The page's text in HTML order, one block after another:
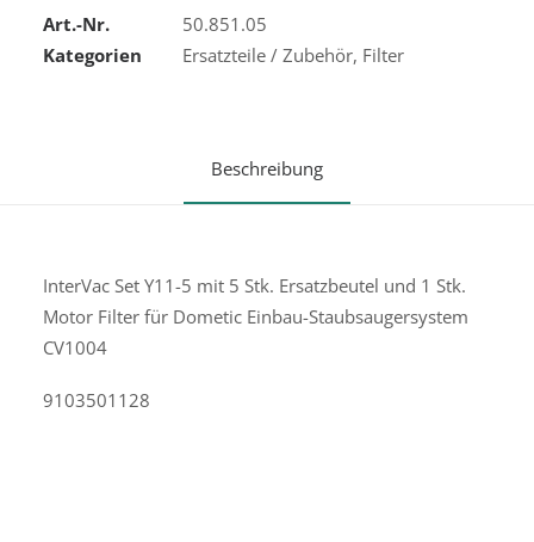
Stk.
Dometic
Art.-Nr.
50.851.05
Kategorien
Ersatzteile / Zubehör, Filter
Beschreibung
InterVac Set Y11-5 mit 5 Stk. Ersatzbeutel und 1 Stk.
Motor Filter für Dometic Einbau-Staubsaugersystem
CV1004
9103501128